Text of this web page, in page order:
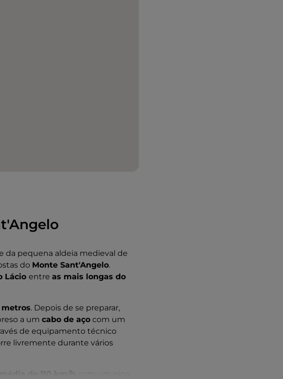
da pequena aldeia medieval de
do Monte Sant'Angelo.
Lácio entre as mais longas do
metros. Depois de se preparar,
a um cabo de aço com um
de equipamento técnico
livremente durante vários
de 110 km/h